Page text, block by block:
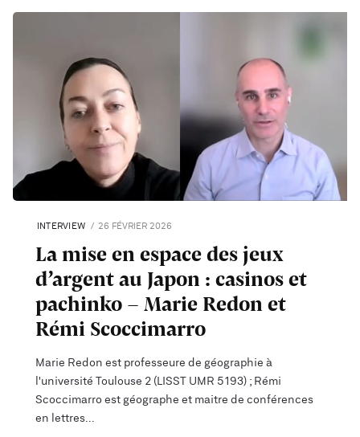
INTERVIEW 26 FÉVRIER 2026
La mise en espace des jeux
d’argent au Japon : casinos et
pachinko - Marie Redon et
Rémi Scoccimarro
Marie Redon est professeure de géographie à
l'université Toulouse 2 (LISST UMR 5193) ; Rémi
Scoccimarro est géographe et maitre de conférences
en lettres